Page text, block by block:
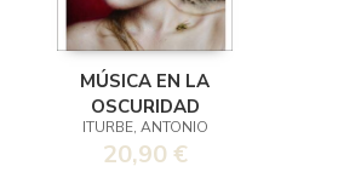
MÚSICA EN LA
OSCURIDAD
ITURBE, ANTONIO
20,90 €